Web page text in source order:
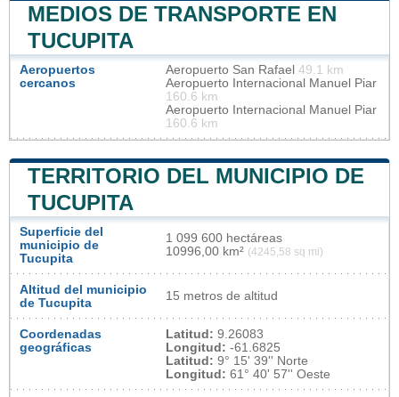
MEDIOS DE TRANSPORTE EN
TUCUPITA
Aeropuertos
cercanos
Aeropuerto San Rafael 49.1 km
Aeropuerto Internacional Manuel Piar
160.6 km
Aeropuerto Internacional Manuel Piar
160.6 km
TERRITORIO DEL MUNICIPIO DE
TUCUPITA
Superficie del
municipio de
Tucupita
1 099 600 hectáreas
10996,00 km² (4245,58 sq mi)
Altitud del municipio
de Tucupita
15 metros de altitud
Coordenadas
geográficas
Latitud: 9.26083
Longitud: -61.6825
Latitud: 9° 15' 39'' Norte
Longitud: 61° 40' 57'' Oeste